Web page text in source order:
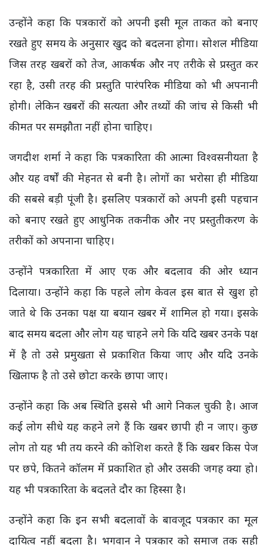
उन्होंने कहा कि पत्रकारों को अपनी इसी मूल ताकत को बनाए
रखते हुए समय के अनुसार खुद को बदलना होगा। सोशल मीडिया
जिस तरह खबरों को तेज, आकर्षक और नए तरीके से प्रस्तुत कर
रहा है, उसी तरह की प्रस्तुति पारंपरिक मीडिया को भी अपनानी
होगी। लेकिन खबरों की सत्यता और तथ्यों की जांच से किसी भी
कीमत पर समझौता नहीं होना चाहिए।
जगदीश शर्मा ने कहा कि पत्रकारिता की आत्मा विश्वसनीयता है
और यह वर्षों की मेहनत से बनी है। लोगों का भरोसा ही मीडिया
की सबसे बड़ी पूंजी है। इसलिए पत्रकारों को अपनी इसी पहचान
को बनाए रखते हुए आधुनिक तकनीक और नए प्रस्तुतीकरण के
तरीकों को अपनाना चाहिए।
उन्होंने पत्रकारिता में आए एक और बदलाव की ओर ध्यान
दिलाया। उन्होंने कहा कि पहले लोग केवल इस बात से खुश हो
जाते थे कि उनका पक्ष या बयान खबर में शामिल हो गया। इसके
बाद समय बदला और लोग यह चाहने लगे कि यदि खबर उनके पक्ष
में है तो उसे प्रमुखता से प्रकाशित किया जाए और यदि उनके
खिलाफ है तो उसे छोटा करके छापा जाए।
उन्होंने कहा कि अब स्थिति इससे भी आगे निकल चुकी है। आज
कई लोग सीधे यह कहने लगे हैं कि खबर छापी ही न जाए। कुछ
लोग तो यह भी तय करने की कोशिश करते हैं कि खबर किस पेज
पर छपे, कितने कॉलम में प्रकाशित हो और उसकी जगह क्या हो।
यह भी पत्रकारिता के बदलते दौर का हिस्सा है।
उन्होंने कहा कि इन सभी बदलावों के बावजूद पत्रकार का मूल
दायित्व नहीं बदला है। भगवान ने पत्रकार को समाज तक सही